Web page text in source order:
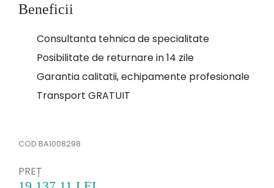
Beneficii
Consultanta tehnica de specialitate
Posibilitate de returnare in 14 zile
Garantia calitatii, echipamente profesionale
Transport GRATUIT
COD BA1008298
PREȚ